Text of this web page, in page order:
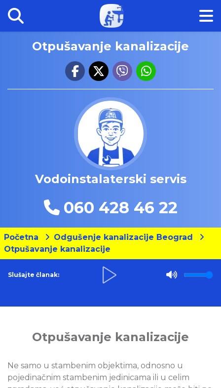
Otpušavanje kanalizacije
Vodoinstalaterski servis
060 428 46 22
Početna
Odgušenje kanalizacije Beograd
Otpušavanje kanalizacije
Slušajte članak:
Otpušavanje kanalizacije
Ne samo u stambenim objektima, odnosno u
pojedinačnim stambenim jedinicama ili u celim